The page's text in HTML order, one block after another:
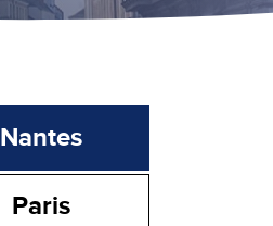
Nantes
Paris